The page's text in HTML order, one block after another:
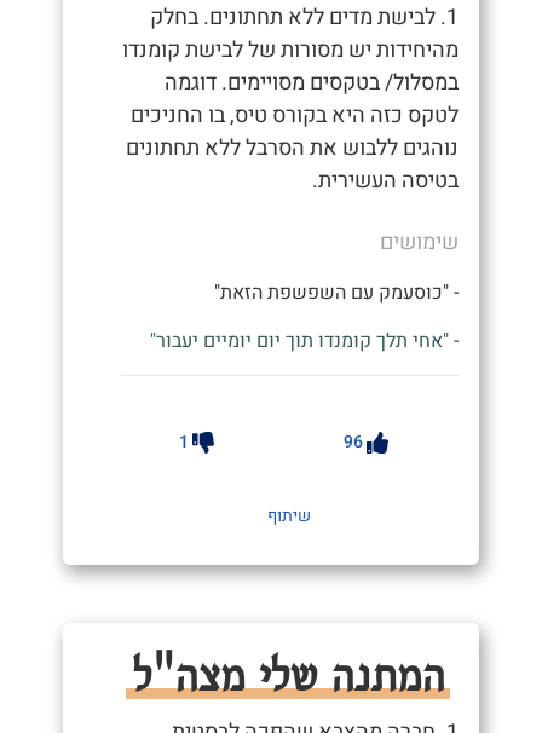
1. לבישת מדים ללא תחתונים. בחלק
מהיחידות יש מסורות של לבישת קומנדו
במסלול/ בטקסים מסויימים. דוגמה
לטקס כזה היא בקורס טיס, בו החניכים
נוהגים ללבוש את הסרבל ללא תחתונים
בטיסה העשירית.
שימושים
- "כוסעמק עם השפשפת הזאת"
- "אחי תלך קומנדו תוך יום יומיים יעבור"
96
1
שיתוף
המתנה שלי מצה"ל